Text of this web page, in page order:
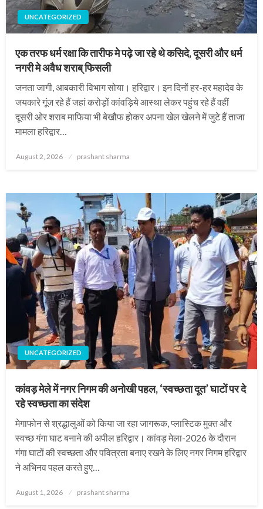
UNCATEGORIZED
एक तरफ धर्म रक्षा कि तारीफ मे पढ़े जा रहे थे कसिदे, दूसरी और धर्म
नगरी मे अवैध शराब् फिसली
जनता जागी, आबकारी विभाग सोया। हरिद्वार। इन दिनों हर-हर महादेव के
जयकारे गूंज रहे हैं जहां करोड़ों कांवड़िये आस्था लेकर पहुंच रहे हैं वहीं
दूसरी ओर शराब माफिया भी बेखौफ होकर अपना खेल खेलने में जुटे हैं ताजा
मामला हरिद्वार…
Posted
August 2, 2026 prashant sharma
UNCATEGORIZED
कांवड़ मेले में नगर निगम की अनोखी पहल, ‘स्वच्छता दूत’ घाटों पर दे
रहे स्वच्छता का संदेश
मेगाफोन से श्रद्धालुओं को किया जा रहा जागरूक, प्लास्टिक मुक्त और
स्वच्छ गंगा घाट बनाने की अपील हरिद्वार। कांवड़ मेला-2026 के दौरान
गंगा घाटों की स्वच्छता और पवित्रता बनाए रखने के लिए नगर निगम हरिद्वार
ने अभिनव पहल करते हुए…
Posted
August 1, 2026 prashant sharma